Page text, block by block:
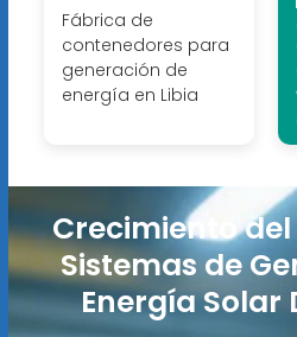
Fábrica de
contenedores para
generación de
energía en Libia
Crecimiento
Sistemas de
Energía Solar